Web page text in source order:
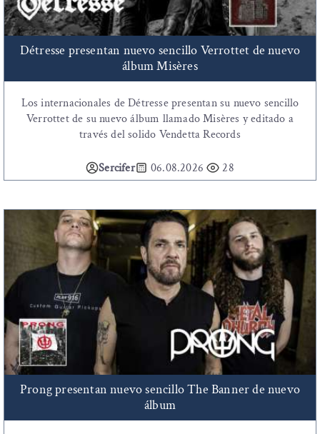
Détresse presentan nuevo sencillo Verrottet de nuevo
álbum Misères
Los internacionales de Détresse presentan su nuevo sencillo
Verrottet de su nuevo álbum llamado Misères y editado a
través del solido Vendetta Records
Sercifer 06.08.2026 28
Prong presentan nuevo sencillo The Banner de nuevo
álbum